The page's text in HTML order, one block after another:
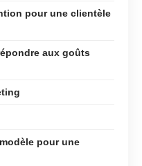
pour une clientèle
aux goûts
pour une